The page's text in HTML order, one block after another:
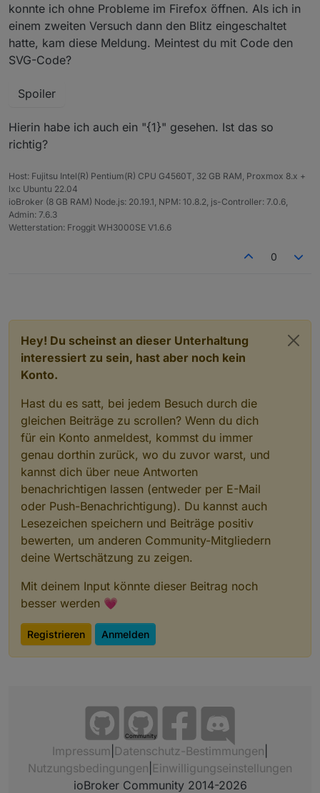
konnte ich ohne Probleme im Firefox öffnen. Als ich in
einem zweiten Versuch dann den Blitz eingeschaltet
hatte, kam diese Meldung. Meintest du mit Code den
SVG-Code?
Spoiler
Hierin habe ich auch ein "{1}" gesehen. Ist das so
richtig?
Host: Fujitsu Intel(R) Pentium(R) CPU G4560T, 32 GB RAM, Proxmox 8.x +
lxc Ubuntu 22.04
ioBroker (8 GB RAM) Node.js: 20.19.1, NPM: 10.8.2, js-Controller: 7.0.6,
Admin: 7.6.3
Wetterstation: Froggit WH3000SE V1.6.6
0
Hey! Du scheinst an dieser Unterhaltung
interessiert zu sein, hast aber noch kein
Konto.
Hast du es satt, bei jedem Besuch durch die
gleichen Beiträge zu scrollen? Wenn du dich
für ein Konto anmeldest, kommst du immer
genau dorthin zurück, wo du zuvor warst, und
kannst dich über neue Antworten
benachrichtigen lassen (entweder per E-Mail
oder Push-Benachrichtigung). Du kannst auch
Lesezeichen speichern und Beiträge positiv
bewerten, um anderen Community-Mitgliedern
deine Wertschätzung zu zeigen.
Mit deinem Input könnte dieser Beitrag noch
besser werden 💗
Registrieren Anmelden
Community
Impressum Datenschutz-Bestimmungen
Nutzungsbedingungen Einwilligungseinstellungen
ioBroker Community 2014-2026